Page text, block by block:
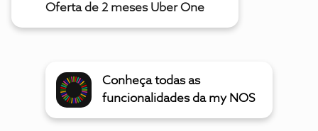
Oferta de 2 meses Uber One
Conheça todas as
funcionalidades da my NOS